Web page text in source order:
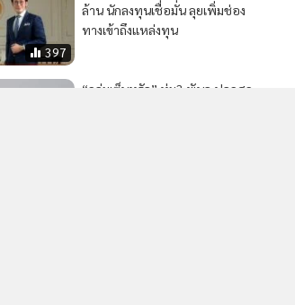
397
ล้าน นักลงทุนเชื่อมั่น ลุยเพิ่มช่อง
ทางเข้าถึงแหล่งทุน
“กลุ่มเซ็นทรัล” ทุ่ม3 พันล.ปลุกศก.